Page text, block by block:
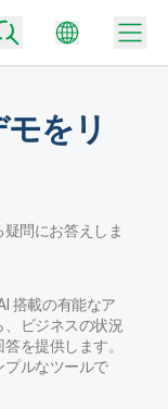
迅速に提供し、よりスマー
をリ
問にお答えしま
搭載の有能なア
ビジネスの状況
を提供します。
プルなツールで